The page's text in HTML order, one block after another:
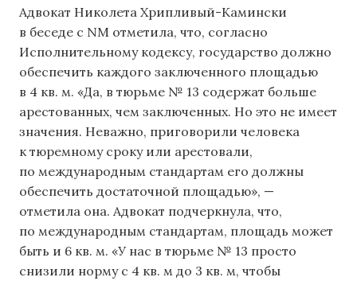
Адвокат Николета Хрипливый-Камински
в беседе с NM отметила, что, согласно
Исполнительному кодексу, государство должно
обеспечить каждого заключенного площадью
в 4 кв. м. «Да, в тюрьме № 13 содержат больше
арестованных, чем заключенных. Но это не имеет
значения. Неважно, приговорили человека
к тюремному сроку или арестовали,
по международным стандартам его должны
обеспечить достаточной площадью», —
отметила она. Адвокат подчеркнула, что,
по международным стандартам, площадь может
быть и 6 кв. м. «У нас в тюрьме № 13 просто
снизили норму с 4 кв. м до 3 кв. м, чтобы